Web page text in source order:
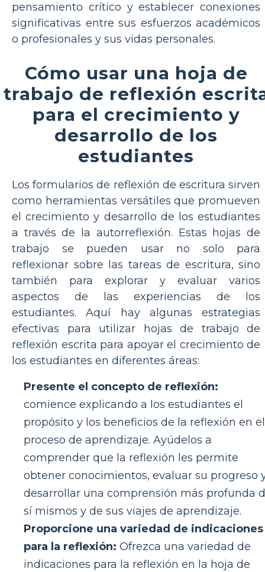
pensamiento crítico y establecer conexiones
significativas entre sus esfuerzos académicos
o profesionales y sus vidas personales.
Cómo usar una hoja de
trabajo de reflexión
para el crecimiento y
desarrollo de los
estudiantes
Los formularios de reflexión de escritura sirven
como herramientas versátiles que promueven
el crecimiento y desarrollo de los estudiantes
a través de la autorreflexión. Estas hojas de
trabajo se pueden usar no solo para
reflexionar sobre las tareas de escritura, sino
también para explorar y evaluar varios
aspectos de las experiencias de los
estudiantes. Aquí hay algunas estrategias
efectivas para utilizar hojas de trabajo de
reflexión escrita para apoyar el crecimiento de
los estudiantes en diferentes áreas:
Presente el concepto de reflexión:
comience explicando a los estudiantes el
propósito y los beneficios de la reflexión en el
proceso de aprendizaje. Ayúdelos a
comprender que la reflexión les permite
obtener conocimientos, evaluar su progreso
desarrollar una comprensión más profunda
sí mismos y de sus viajes de aprendizaje.
Proporcione una variedad de indicaciones
para la reflexión: Ofrezca una variedad de
indicaciones para la reflexión en la hoja de